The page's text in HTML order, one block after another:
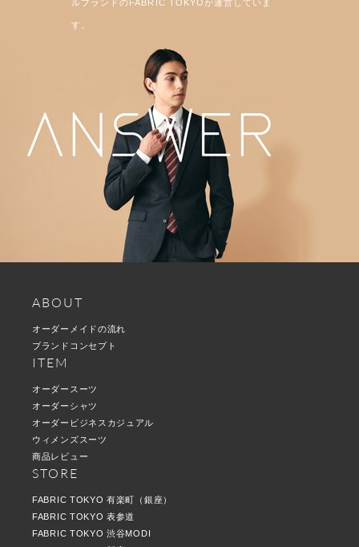
ルブランドのFABRIC TOKYOが運営していま
す。
ABOUT
オーダーメイドの流れ
ブランドコンセプト
ITEM
オーダースーツ
オーダーシャツ
オーダービジネスカジュアル
ウィメンズスーツ
商品レビュー
STORE
FABRIC TOKYO 有楽町（銀座）
FABRIC TOKYO 表参道
FABRIC TOKYO 渋谷MODI